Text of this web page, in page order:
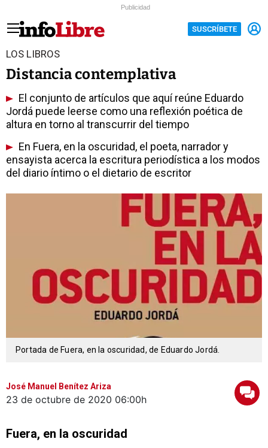
Publicidad
SUSCRÍBETE
LOS LIBROS
Distancia contemplativa
El conjunto de artículos que aquí reúne Eduardo
Jordá puede leerse como una reflexión poética de
altura en torno al transcurrir del tiempo
En Fuera, en la oscuridad, el poeta, narrador y
ensayista acerca la escritura periodística a los modos
del diario íntimo o el dietario de escritor
Portada de Fuera, en la oscuridad, de Eduardo Jordá.
José Manuel Benítez Ariza
23 de octubre de 2020 06:00h
Fuera, en la oscuridad